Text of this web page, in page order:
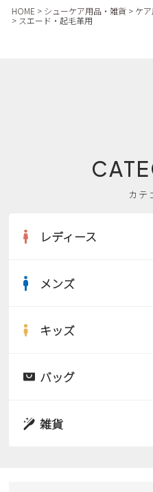
新規会員登録
お問い合わせ
HOME シューケア用品・雑貨 ケ
スエード・起毛革用
カテ
レディース
サンダル
スニーカー
メンズ
サンダル
キッズ
サンダル
バッグ
雑貨